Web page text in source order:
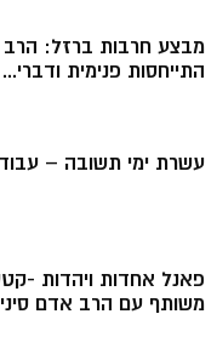
מבצע חרבות ברזל: הרב
התייחסות פנימית ודברי...
עשרת ימי תשובה –
פאנל אחדות ויהדות -
משותף עם הרב אדם סיני